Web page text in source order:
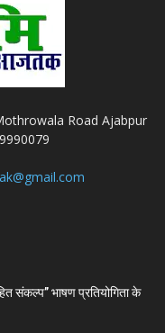
Road Ajabpur
संकल्प’’ भाषण प्रतियोगिता के